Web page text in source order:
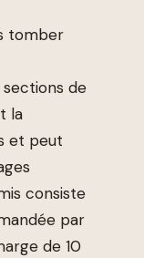
tomber
de
la
et peut
consiste
par
de 10